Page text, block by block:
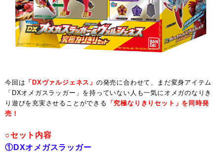
今回は 「DXヴァルジェネス」 の発売に合わせて、まだ変身アイテム
「DXオメガスラッガー」を持っていない人も一気にオメガのなりき
り遊びを充実させることができる 「究極なりきりセット」を同時発
売！
○セット内容
①DXオメガスラッガー